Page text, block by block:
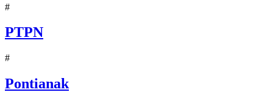
#
PTPN
#
Pontianak